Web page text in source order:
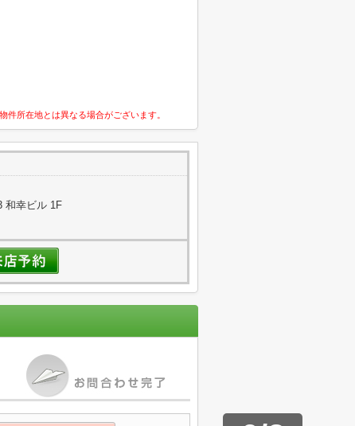
所在地とは異なる場合がございます。
和幸ビル 1F